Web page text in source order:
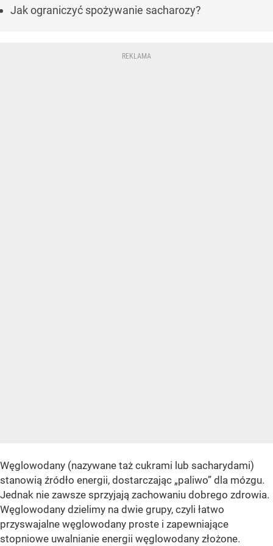
Jak ograniczyć spożywanie sacharozy?
Węglowodany (nazywane taż cukrami lub sacharydami)
stanowią źródło energii, dostarczając „paliwo” dla mózgu.
Jednak nie zawsze sprzyjają zachowaniu dobrego zdrowia.
Węglowodany dzielimy na dwie grupy, czyli łatwo
przyswajalne węglowodany proste i zapewniające
stopniowe uwalnianie energii węglowodany złożone.